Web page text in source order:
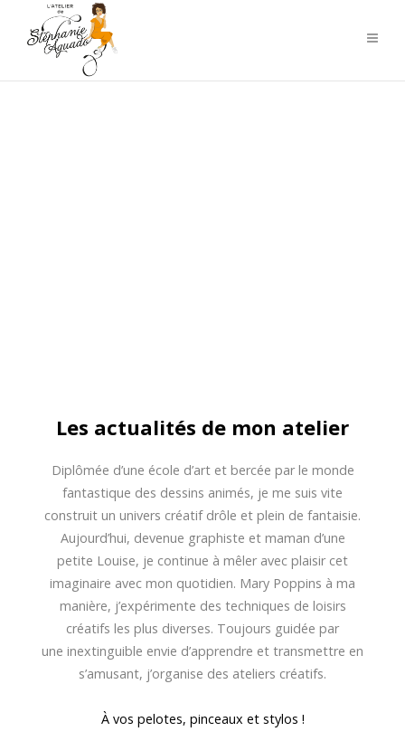
Les actualités de mon atelier
Diplômée d’une école d’art et bercée par le monde
fantastique des dessins animés, je me suis vite
construit un univers créatif drôle et plein de fantaisie.
Aujourd’hui, devenue graphiste et maman d’une
petite Louise, je continue à mêler avec plaisir cet
imaginaire avec mon quotidien. Mary Poppins à ma
manière, j’expérimente des techniques de loisirs
créatifs les plus diverses. Toujours guidée par
une inextinguible envie d’apprendre et transmettre en
s’amusant, j’organise des ateliers créatifs.
À vos pelotes, pinceaux et stylos !